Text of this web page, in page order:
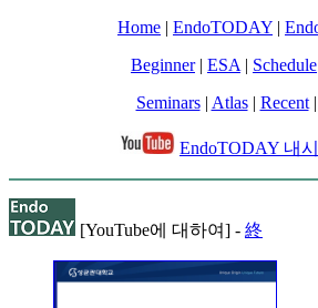
Home | EndoTODAY |
Beginner| ESA | Schedule
Seminars| Atlas| Recent|
EndoTODAY 내
[YouTube에 대하여] - 終